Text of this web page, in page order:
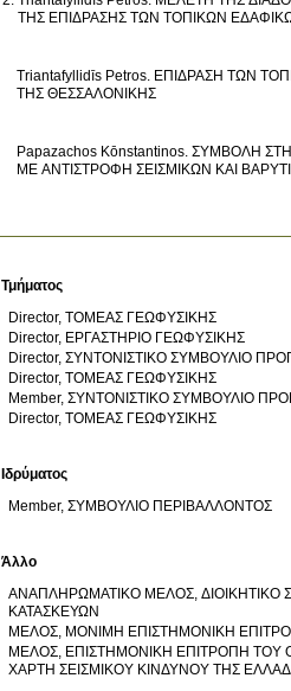
ΤΗΣ ΕΠΙΔΡΑΣΗΣ ΤΩΝ ΤΟΠΙΚΩΝ
Triantafyllidīs Petros. ΕΠΙΔΡΑΣΗ ΤΩΝ
ΤΗΣ ΘΕΣΣΑΛΟΝΙΚΗΣ
Papazachos Kōnstantinos. ΣΥΜΒΟΛΗ
ΜΕ ΑΝΤΙΣΤΡΟΦΗ ΣΕΙΣΜΙΚΩΝ ΚΑΙ
Τμήματος
Director, ΤΟΜΕΑΣ ΓΕΩΦΥΣΙΚΗΣ
Director, ΕΡΓΑΣΤΗΡΙΟ ΓΕΩΦΥΣΙΚΗΣ
Director, ΣΥΝΤΟΝΙΣΤΙΚΟ ΣΥΜΒΟΥΛΙΟ
Director, ΤΟΜΕΑΣ ΓΕΩΦΥΣΙΚΗΣ
Member, ΣΥΝΤΟΝΙΣΤΙΚΟ ΣΥΜΒΟΥΛΙΟ
Director, ΤΟΜΕΑΣ ΓΕΩΦΥΣΙΚΗΣ
Ιδρύματος
Member, ΣΥΜΒΟΥΛΙΟ ΠΕΡΙΒΑΛΛΟΝΤΟΣ
Άλλο
ΑΝΑΠΛΗΡΩΜΑΤΙΚΟ ΜΕΛΟΣ, ΔΙΟΙΚΗΤΙΚΟ
ΚΑΤΑΣΚΕΥΩΝ
ΜΕΛΟΣ, ΕΠΙΣΤΗΜΟΝΙΚΗ ΕΠΙΤΡΟΠΗ ΤΟΥ ΟΑΣΠ "ΣΥΝΤΑΞΗ ΠΡΟΔΙΑΓΡΑΦΩΝ ΚΑΙ ΟΙΚΟΝΟΜΙΚΟΥ
ΧΑΡΤΗ ΣΕΙΣΜΙΚΟΥ ΚΙΝΔΥΝΟΥ ΤΗΣ